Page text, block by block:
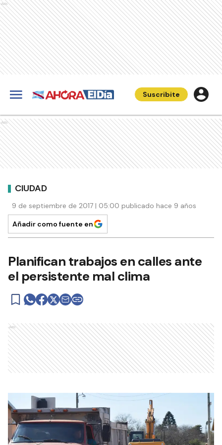
Ads
Suscribite
Ads
CIUDAD
9 de septiembre de 2017 | 05:00 publicado hace 9 años
Añadir como fuente en
Planifican trabajos en calles ante
el persistente mal clima
Ads